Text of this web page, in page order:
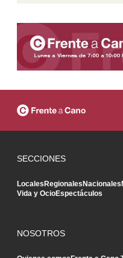
SECCIONES
LocalesRegionalesNacionales
Vida y OcioEspectáculos
NOSOTROS